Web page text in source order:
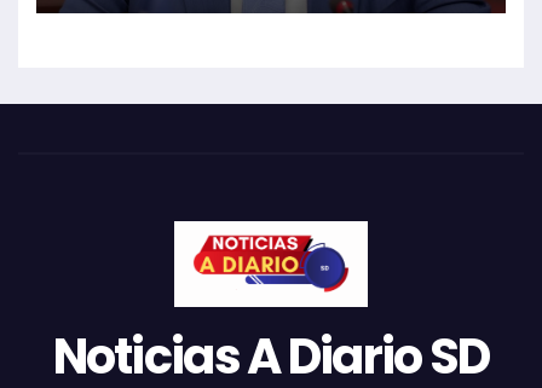
Noticias A Diario SD